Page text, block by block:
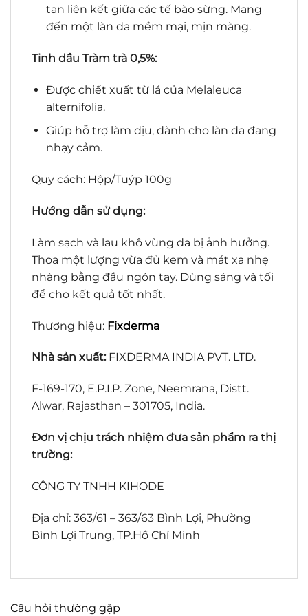
tan liên kết giữa các tế bào sừng. Mang
đến một làn da mềm mại, mịn màng.
Tinh dầu Tràm trà 0,5%:
Được chiết xuất từ lá của Melaleuca
alternifolia.
Giúp hỗ trợ làm dịu, dành cho làn da đang
nhạy cảm.
Quy cách: Hộp/Tuýp 100g
Hướng dẫn sử dụng:
Làm sạch và lau khô vùng da bị ảnh hưởng.
Thoa một lượng vừa đủ kem và mát xa nhẹ
nhàng bằng đầu ngón tay. Dùng sáng và tối
để cho kết quả tốt nhất.
Thương hiệu: Fixderma
Nhà sản xuất:FIXDERMA INDIA PVT. LTD.
F-169-170, E.P.I.P. Zone, Neemrana, Distt.
Alwar, Rajasthan – 301705, India.
Đơn vị chịu trách nhiệm đưa sản phẩm ra thị
trường:
CÔNG TY TNHH KIHODE
Địa chỉ: 363/61 – 363/63 Bình Lợi, Phường
Bình Lợi Trung, TP.Hồ Chí Minh
Câu hỏi thường gặp